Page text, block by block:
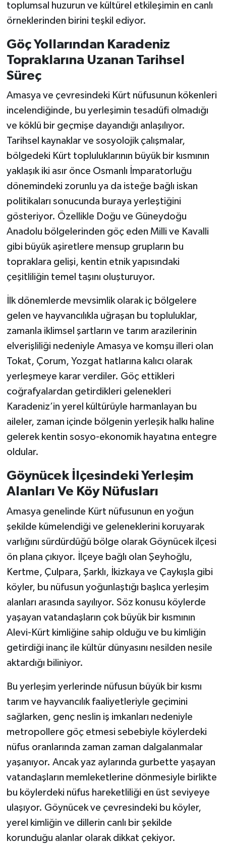
toplumsal huzurun ve kültürel etkileşimin en canlı
örneklerinden birini teşkil ediyor.
Göç Yollarından Karadeniz
Topraklarına Uzanan Tarihsel
Süreç
Amasya ve çevresindeki Kürt nüfusunun kökenleri
incelendiğinde, bu yerleşimin tesadüfi olmadığı
ve köklü bir geçmişe dayandığı anlaşılıyor.
Tarihsel kaynaklar ve sosyolojik çalışmalar,
bölgedeki Kürt topluluklarının büyük bir kısmının
yaklaşık iki asır önce Osmanlı İmparatorluğu
dönemindeki zorunlu ya da isteğe bağlı iskan
politikaları sonucunda buraya yerleştiğini
gösteriyor. Özellikle Doğu ve Güneydoğu
Anadolu bölgelerinden göç eden Milli ve Kavalli
gibi büyük aşiretlere mensup grupların bu
topraklara gelişi, kentin etnik yapısındaki
çeşitliliğin temel taşını oluşturuyor.
İlk dönemlerde mevsimlik olarak iç bölgelere
gelen ve hayvancılıkla uğraşan bu topluluklar,
zamanla iklimsel şartların ve tarım arazilerinin
elverişliliği nedeniyle Amasya ve komşu illeri olan
Tokat, Çorum, Yozgat hatlarına kalıcı olarak
yerleşmeye karar verdiler. Göç ettikleri
coğrafyalardan getirdikleri gelenekleri
Karadeniz’in yerel kültürüyle harmanlayan bu
aileler, zaman içinde bölgenin yerleşik halkı haline
gelerek kentin sosyo-ekonomik hayatına entegre
oldular.
Göynücek İlçesindeki Yerleşim
Alanları Ve Köy Nüfusları
Amasya genelinde Kürt nüfusunun en yoğun
şekilde kümelendiği ve geleneklerini koruyarak
varlığını sürdürdüğü bölge olarak Göynücek ilçesi
ön plana çıkıyor. İlçeye bağlı olan Şeyhoğlu,
Kertme, Çulpara, Şarklı, İkizkaya ve Çaykışla gibi
köyler, bu nüfusun yoğunlaştığı başlıca yerleşim
alanları arasında sayılıyor. Söz konusu köylerde
yaşayan vatandaşların çok büyük bir kısmının
Alevi-Kürt kimliğine sahip olduğu ve bu kimliğin
getirdiği inanç ile kültür dünyasını nesilden nesile
aktardığı biliniyor.
Bu yerleşim yerlerinde nüfusun büyük bir kısmı
tarım ve hayvancılık faaliyetleriyle geçimini
sağlarken, genç neslin iş imkanları nedeniyle
metropollere göç etmesi sebebiyle köylerdeki
nüfus oranlarında zaman zaman dalgalanmalar
yaşanıyor. Ancak yaz aylarında gurbette yaşayan
vatandaşların memleketlerine dönmesiyle birlikte
bu köylerdeki nüfus hareketliliği en üst seviyeye
ulaşıyor. Göynücek ve çevresindeki bu köyler,
yerel kimliğin ve dillerin canlı bir şekilde
korunduğu alanlar olarak dikkat çekiyor.